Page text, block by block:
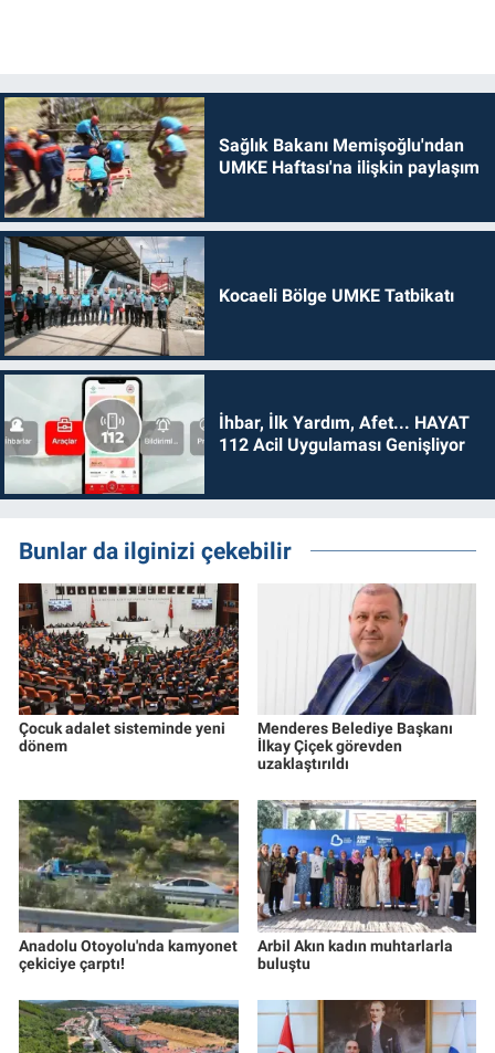
Sağlık Bakanı Memişoğlu'ndan
UMKE Haftası'na ilişkin paylaşım
Kocaeli Bölge UMKE Tatbikatı
İhbar, İlk Yardım, Afet... HAYAT
112 Acil Uygulaması Genişliyor
Bunlar da ilginizi çekebilir
Çocuk adalet sisteminde yeni
dönem
Menderes Belediye Başkanı
İlkay Çiçek görevden
uzaklaştırıldı
Anadolu Otoyolu'nda kamyonet
çekiciye çarptı!
Arbil Akın kadın muhtarlarla
buluştu